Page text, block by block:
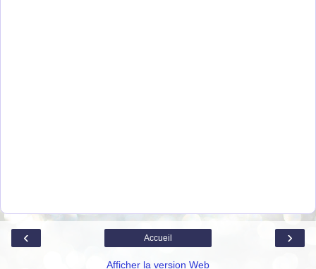
‹ ›
Accueil
Afficher la version Web